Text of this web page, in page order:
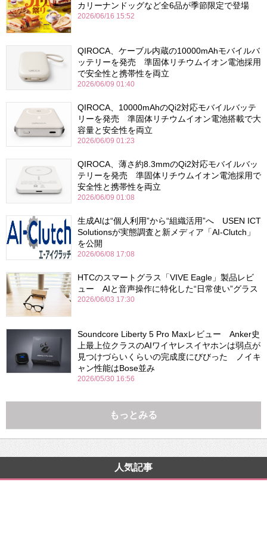
カリーナンドッグなど全6品が季節限定で登場
2026/06/16 15:52
QIROCA、ケーブル内蔵の10000mAhモバイルバ
ッテリーを発売 準固体リチウムイオン電池採用
で安全性と携帯性を両立
2026/06/09 01:40
QIROCA、10000mAhのQi2対応モバイルバッテ
リーを発売 準固体リチウムイオン電池搭載で大
容量と安全性を両立
2026/06/09 01:23
QIROCA、薄さ約8.3mmのQi2対応モバイルバッ
テリーを発売 準固体リチウムイオン電池採用で
安全性と携帯性を両立
2026/06/09 01:08
生成AIは“個人利用”から“組織活用”へ USEN ICT
Solutionsが実態調査と新メディア「AI-Clutch」
を公開
2026/06/08 17:08
HTCのスマートグラス「VIVE Eagle」製品レビ
ュー AIと音声操作に特化した“日常使い”グラス
2026/06/03 17:30
Soundcore Liberty 5 Pro Maxレビュー Anker史
上最上位クラスのAIワイヤレスイヤホンは弱点が
見つけづらいくらいの完成度にびびった ノイキ
ャン性能はBose並み
2026/05/30 16:56
もっとみる
人気記事